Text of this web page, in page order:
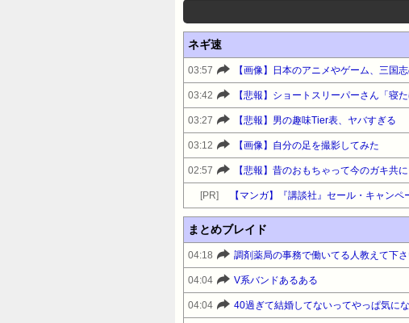
ネギ速
03:57
03:42
03:27 【悲報】男の趣味Tier表、ヤバすぎる
03:12 【画像】自分の足を撮影してみた
02:57 【悲報】昔のおもちゃって今のガキ共
[PR] 【マンガ】『講談社』セール・キャン
まとめブレイド
04:18 調剤薬局の事務で働いてる人教えて下さ
04:04 V系バンドあるある
04:04 40過ぎて結婚してないってやっぱ気に